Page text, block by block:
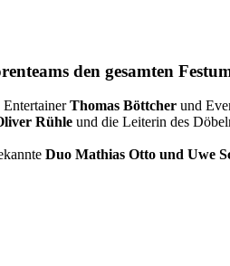
den gesamten
EntertainerThomas Böttcher und
Rühle und die Leiterin des
Duo Mathias Otto und Uwe